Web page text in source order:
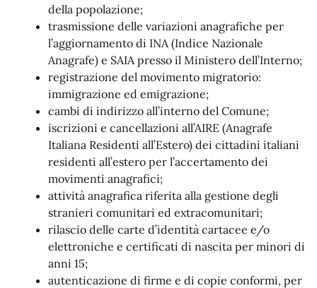
della popolazione;
trasmissione delle variazioni anagrafiche per
l’aggiornamento di INA (Indice Nazionale
Anagrafe) e SAIA presso il Ministero dell’Interno;
registrazione del movimento migratorio:
immigrazione ed emigrazione;
cambi di indirizzo all’interno del Comune;
iscrizioni e cancellazioni all’AIRE (Anagrafe
Italiana Residenti all’Estero) dei cittadini italiani
residenti all’estero per l’accertamento dei
movimenti anagrafici;
attività anagrafica riferita alla gestione degli
stranieri comunitari ed extracomunitari;
rilascio delle carte d’identità cartacee e/o
elettroniche e certificati di nascita per minori di
anni 15;
autenticazione di firme e di copie conformi, per